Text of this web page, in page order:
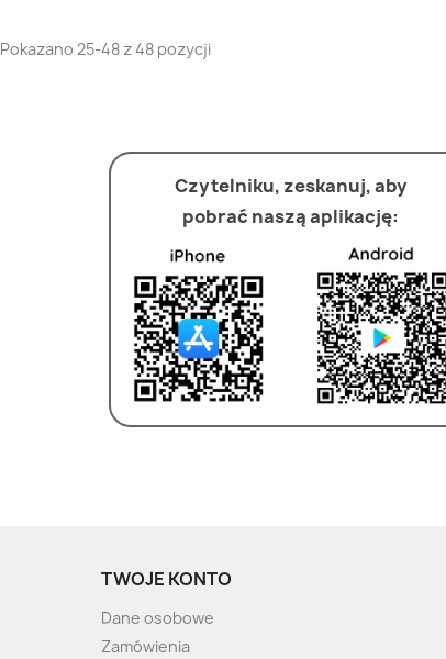
Pokazano 25-48 z 48 pozycji
Czytelniku, zeskanuj, aby
pobrać naszą aplikację:
TWOJE KONTO
Dane osobowe
Zamówienia